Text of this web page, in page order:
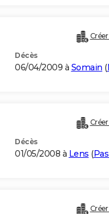
Décès
06/04/2009 à Somain (
Décès
01/05/2008 à Lens (